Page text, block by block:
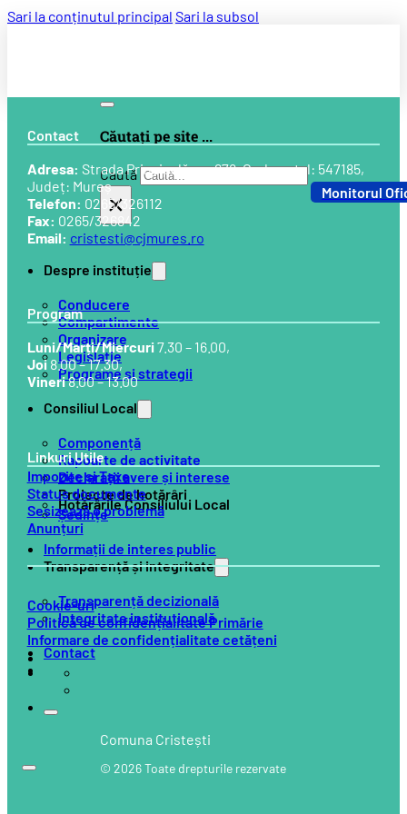
Sari la conținutul principal Sari la subsol
Căutați pe site ...
Caută
×
Despre instituție
Conducere
Compartimente
Organizare
Legislație
Programe și strategii
Consiliul Local
Componență
Rapoarte de activitate
Declarații avere și interese
Proiecte de hotărâri
Hotărârile Consiliului Local
Ședințe
Informații de interes public
Transparență și integritate
Transparență decizională
Integritate instituțională
Contact
Monitorul
Contact
Adresa: Strada Principală, nr. 678, Cod postal: 547185,
Județ: Mureș
Telefon: 0265/326112
Fax: 0265/326842
Email: cristesti@cjmures.ro
Program
Luni/Marți/Miercuri7.30 – 16.00,
Joi8.00 – 17.30,
Vineri8.00 – 13.00
Linkuri Utile
Impozite și Taxe
Status documente
Sesizează o problemă
Anunțuri
Comuna Cristești
© 2026 Toate drepturile rezervate
Cookie-uri
Politică de confidențialitate Primărie
Informare de confidențialitate cetățeni